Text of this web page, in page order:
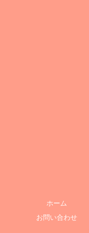
ホーム
お問い合わせ